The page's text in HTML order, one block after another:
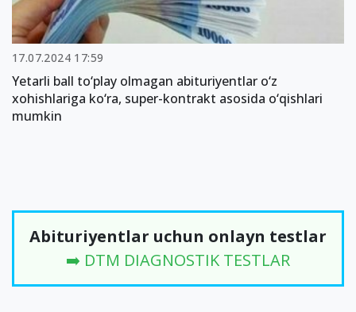
17.07.2024 17:59
Yetarli ball to‘play olmagan abituriyentlar o‘z
xohishlariga ko‘ra, super-kontrakt asosida o‘qishlari
mumkin
Abituriyentlar uchun onlayn testlar
➡️ DTM DIAGNOSTIK TESTLAR